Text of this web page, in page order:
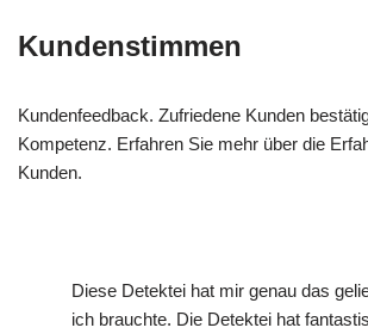
Kundenstimmen
Kundenfeedback. Zufriedene Kunden
Kompetenz. Erfahren Sie mehr über die
Kunden.
Diese Detektei hat mir genau das
ich brauchte. Die Detektei hat